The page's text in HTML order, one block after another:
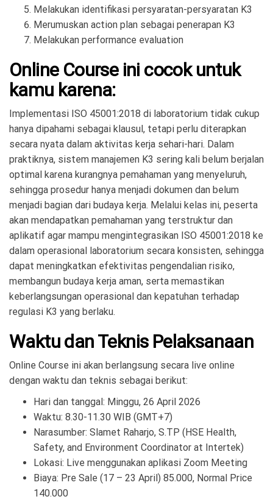
Melakukan identifikasi persyaratan-persyaratan K3
Merumuskan action plan sebagai penerapan K3
Melakukan performance evaluation
Online Course ini cocok untuk
kamu karena:
Implementasi ISO 45001:2018 di laboratorium tidak cukup
hanya dipahami sebagai klausul, tetapi perlu diterapkan
secara nyata dalam aktivitas kerja sehari-hari. Dalam
praktiknya, sistem manajemen K3 sering kali belum berjalan
optimal karena kurangnya pemahaman yang menyeluruh,
sehingga prosedur hanya menjadi dokumen dan belum
menjadi bagian dari budaya kerja. Melalui kelas ini, peserta
akan mendapatkan pemahaman yang terstruktur dan
aplikatif agar mampu mengintegrasikan ISO 45001:2018 ke
dalam operasional laboratorium secara konsisten, sehingga
dapat meningkatkan efektivitas pengendalian risiko,
membangun budaya kerja aman, serta memastikan
keberlangsungan operasional dan kepatuhan terhadap
regulasi K3 yang berlaku.
Waktu dan Teknis Pelaksanaan
Online Course ini akan berlangsung secara live online
dengan waktu dan teknis sebagai berikut:
Hari dan tanggal: Minggu, 26 April 2026
Waktu: 8.30-11.30 WIB (GMT+7)
Narasumber: Slamet Raharjo, S.TP (HSE Health,
Safety, and Environment Coordinator at Intertek)
Lokasi: Live menggunakan aplikasi Zoom Meeting
Biaya: Pre Sale (17 – 23 April) 85.000, Normal Price
140.000